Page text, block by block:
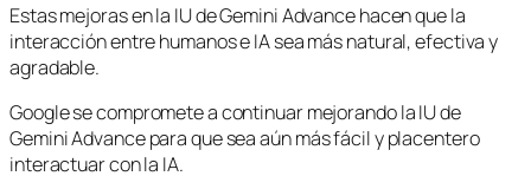
Estas mejoras en la IU de Gemini Advance hacen que la
interacción entre humanos e IA sea más natural, efectiva y
agradable.
Google se compromete a continuar mejorando la IU de
Gemini Advance para que sea aún más fácil y placentero
interactuar con la IA.